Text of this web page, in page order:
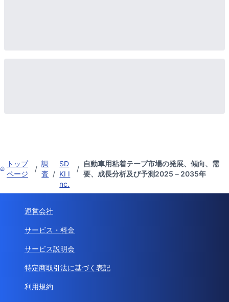
トップ
ページ
/
調
査 /
SD
KI I
nc.
/
自動車用粘着テープ市場の発展、傾向、需
要、成長分析及び予測2025－2035年
運営会社
サービス・料金
サービス説明会
特定商取引法に基づく表記
利用規約